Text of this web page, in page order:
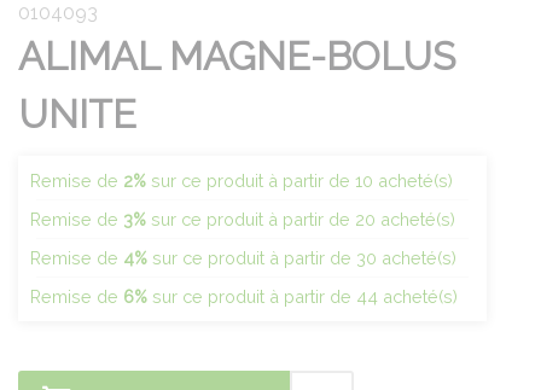
0104093
ALIMAL MAGNE-BOLUS
UNITE
Remise de 2% sur ce produit à partir de 10 acheté(s)
Remise de 3% sur ce produit à partir de 20 acheté(s)
Remise de 4% sur ce produit à partir de 30 acheté(s)
Remise de 6% sur ce produit à partir de 44 acheté(s)